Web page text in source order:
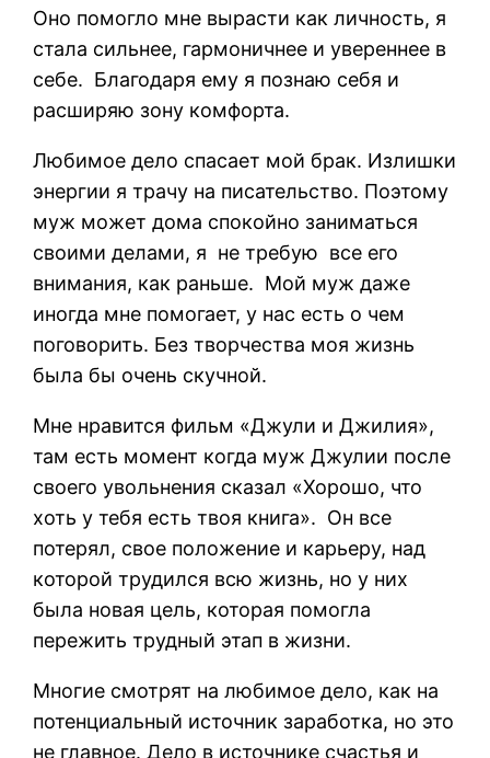
Оно помогло мне вырасти как личность, я
стала сильнее, гармоничнее и увереннее в
себе. Благодаря ему я познаю себя и
расширяю зону комфорта.
Любимое дело спасает мой брак. Излишки
энергии я трачу на писательство. Поэтому
муж может дома спокойно заниматься
своими делами, я не требую все его
внимания, как раньше. Мой муж даже
иногда мне помогает, у нас есть о чем
поговорить. Без творчества моя жизнь
была бы очень скучной.
Мне нравится фильм «Джули и Джилия»,
там есть момент когда муж Джулии после
своего увольнения сказал «Хорошо, что
хоть у тебя есть твоя книга». Он все
потерял, свое положение и карьеру, над
которой трудился всю жизнь, но у них
была новая цель, которая помогла
пережить трудный этап в жизни.
Многие смотрят на любимое дело, как на
потенциальный источник заработка, но это
не главное. Дело в источнике счастья и